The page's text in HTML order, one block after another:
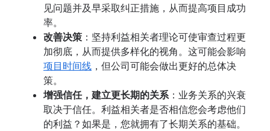
见问题并及早采取纠正措施，从而提高项目成功
率。
改善决策 ：坚持利益相关者理论可使审查过程更
加彻底，从而提供多样化的视角。这可能会影响
项目时间线 ，但公司可能会做出更好的总体决
策。
增强信任，建立更长期的关系 ：业务关系的兴衰
取决于信任。利益相关者是否相信您会考虑他们
的利益？如果是，您就拥有了长期关系的基础。